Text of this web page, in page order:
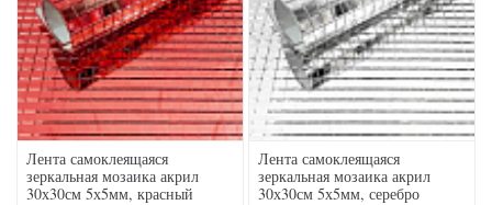
Лента самоклеящаяся
зеркальная мозаика акрил
30х30см 5х5мм, красный
Лента самоклеящаяся
зеркальная мозаика акрил
30х30см 5х5мм, серебро